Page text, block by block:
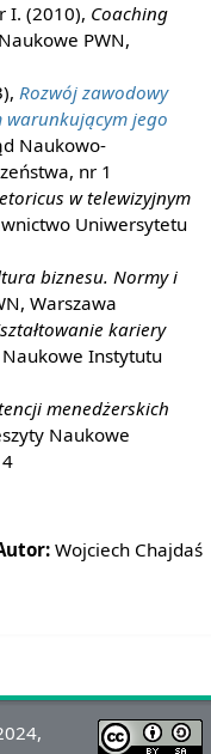
I. (2010), Coaching
PWN,
Rozwój zawodowy
jego
Naukowo-
nr 1
w telewizyjnym
Uniwersytetu
biznesu. Normy i
Warszawa
kariery
Naukowe Instytutu
menedżerskich
Naukowe
Wojciech Chajdaś